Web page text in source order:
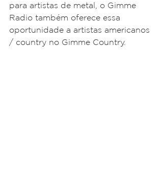
para artistas de metal, o Gimme
Radio também oferece essa
oportunidade a artistas americanos
/ country no Gimme Country.